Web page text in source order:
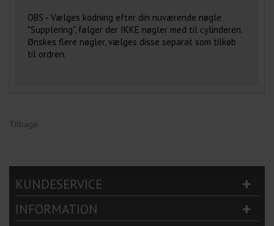
OBS - Vælges kodning efter din nuværende nøgle
"Supplering", følger der IKKE nøgler med til cylinderen.
Ønskes flere nøgler, vælges disse separat som tilkøb
til ordren.
Tilbage
KUNDESERVICE
INFORMATION